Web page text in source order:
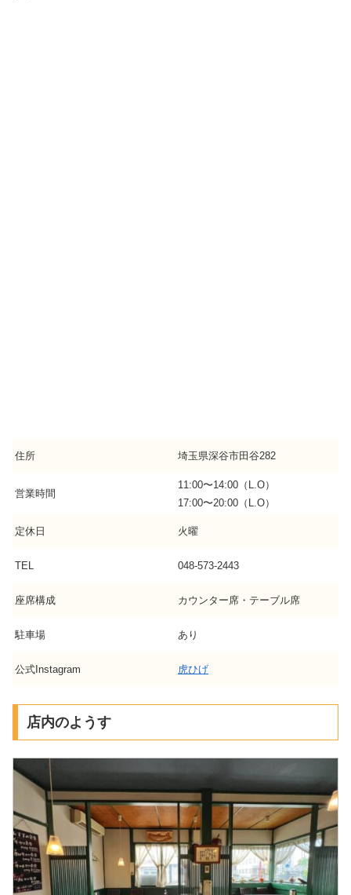
住所 埼玉県深谷市田谷282
営業時間
11:00〜14:00（L.O）
17:00〜20:00（L.O）
定休日 火曜
TEL 048-573-2443
座席構成 カウンター席・テーブル席
駐車場 あり
公式Instagram 虎ひげ
店内のようす